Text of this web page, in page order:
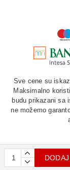
Sve cene su
Maksimalno
budu prikazani sa
ne možemo
2026.